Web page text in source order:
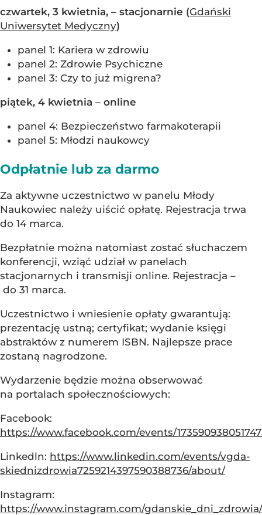
czwartek, 3 kwietnia, – stacjonarnie (Gdański
Uniwersytet Medyczny)
panel 1: Kariera w zdrowiu
panel 2: Zdrowie Psychiczne
panel 3: Czy to już migrena?
piątek, 4 kwietnia – online
panel 4: Bezpieczeństwo farmakoterapii
panel 5: Młodzi naukowcy
Odpłatnie lub za darmo
Za aktywne uczestnictwo w panelu Młody
Naukowiec należy uiścić opłatę. Rejestracja trwa
do 14 marca.
Bezpłatnie można natomiast zostać słuchaczem
konferencji, wziąć udział w panelach
stacjonarnych i transmisji online. Rejestracja –
do 31 marca.
Uczestnictwo i wniesienie opłaty gwarantują:
prezentację ustną; certyfikat; wydanie księgi
abstraktów z numerem ISBN. Najlepsze prace
zostaną nagrodzone.
Wydarzenie będzie można obserwować
na portalach społecznościowych:
Facebook:
https://www.facebook.com/events/
Linkedln: https://www.linkedin.com/events/vgda-
skiednizdrowia7259214397590388736/about/
Instagram:
https://www.instagram.com/gdanskie_dni_zdrowia/